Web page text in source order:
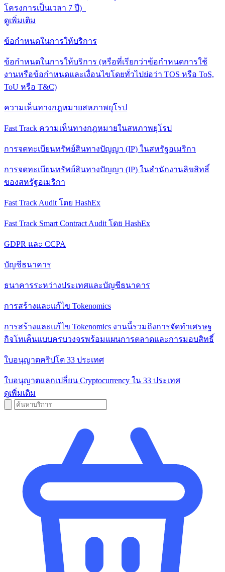
โครงการเป็นเวลา 7 ปี)
ดูเพิ่มเติม
ข้อกําหนดในการให้บริการ
ข้อกําหนดในการให้บริการ (หรือที่เรียกว่าข้อกําหนดการใช้
งานหรือข้อกําหนดและเงื่อนไขโดยทั่วไปย่อว่า TOS หรือ ToS,
ToU หรือ T&C)
ความเห็นทางกฎหมายสหภาพยุโรป
Fast Track ความเห็นทางกฎหมายในสหภาพยุโรป
การจดทะเบียนทรัพย์สินทางปัญญา (IP) ในสหรัฐอเมริกา
การจดทะเบียนทรัพย์สินทางปัญญา (IP) ในสํานักงานลิขสิทธิ์
ของสหรัฐอเมริกา
Fast Track Audit โดย HashEx
Fast Track Smart Contract Audit โดย HashEx
GDPR และ CCPA
บัญชีธนาคาร
ธนาคารระหว่างประเทศและบัญชีธนาคาร
การสร้างและแก้ไข Tokenomics
การสร้างและแก้ไข Tokenomics งานนี้รวมถึงการจัดทําเศรษฐ
กิจโทเค็นแบบครบวงจรพร้อมแผนการตลาดและการมอบสิทธิ์
ใบอนุญาตคริปโต 33 ประเทศ
ใบอนุญาตแลกเปลี่ยน Cryptocurrency ใน 33 ประเทศ
ดูเพิ่มเติม